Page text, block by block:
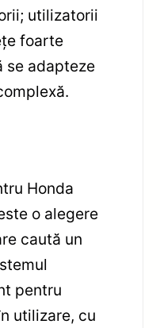
utilizatorii
foarte
se adapteze
Honda
o alegere
caută un
pentru
utilizare, cu